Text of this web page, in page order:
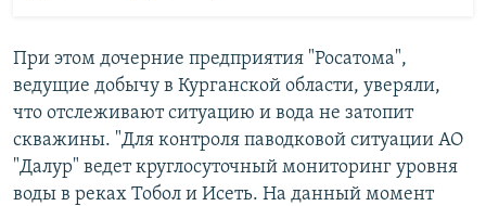
При этом дочерние предприятия "Росатома",
ведущие добычу в Курганской области, уверяли,
что отслеживают ситуацию и вода не затопит
скважины. "Для контроля паводковой ситуации АО
"Далур" ведет круглосуточный мониторинг уровня
воды в реках Тобол и Исеть. На данный момент